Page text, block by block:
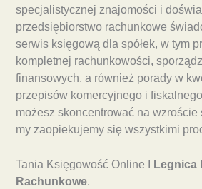
specjalistycznej znajomości i
przedsiębiorstwo rachunkowe
serwis księgową dla spółek, w tym
kompletnej rachunkowości,
finansowych, a również porady w
przepisów komercyjnego i
możesz skoncentrować na
my zaopiekujemy się wszystkimi
Tania Księgowość Online I
Legnica
Rachunkowe.